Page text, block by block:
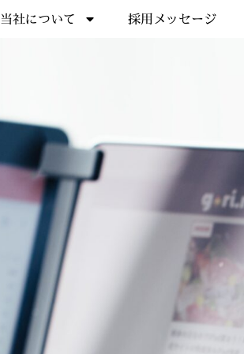
当社について 採用メッセージ